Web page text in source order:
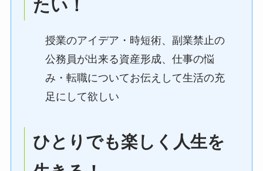
たい！
授業のアイデア・時短術、副業禁止の
公務員が出来る資産形成、仕事の悩
み・転職についてお伝えして生活の充
足にして欲しい
ひとりでも楽しく人生を